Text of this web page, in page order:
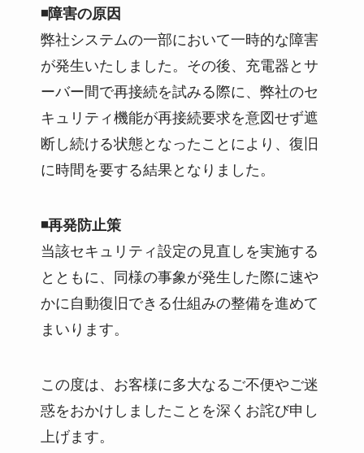
◾️障害の原因
弊社システムの一部において一時的な障害
が発生いたしました。その後、充電器とサ
ーバー間で再接続を試みる際に、弊社のセ
キュリティ機能が再接続要求を意図せず遮
断し続ける状態となったことにより、復旧
に時間を要する結果となりました。
◾️再発防止策
当該セキュリティ設定の見直しを実施する
とともに、同様の事象が発生した際に速や
かに自動復旧できる仕組みの整備を進めて
まいります。
この度は、お客様に多大なるご不便やご迷
惑をおかけしましたことを深くお詫び申し
上げます。